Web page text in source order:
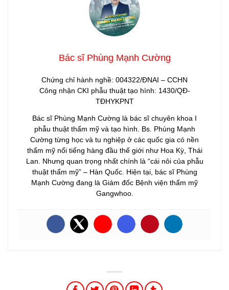
Bác sĩ Phùng Mạnh Cường
Chứng chỉ hành nghề: 004322/ĐNAI – CCHN
Công nhận CKI phẫu thuật tạo hình: 1430/QĐ-
TĐHYKPNT
Bác sĩ Phùng Mạnh Cường là bác sĩ chuyên khoa I
phẫu thuật thẩm mỹ và tạo hình. Bs. Phùng Mạnh
Cường từng học và tu nghiệp ở các quốc gia có nền
thẩm mỹ nổi tiếng hàng đầu thế giới như Hoa Kỳ, Thái
Lan. Nhưng quan trọng nhất chính là “cái nôi của phẫu
thuật thẩm mỹ” – Hàn Quốc. Hiện tại, bác sĩ Phùng
Mạnh Cường đang là Giám đốc Bệnh viện thẩm mỹ
Gangwhoo.